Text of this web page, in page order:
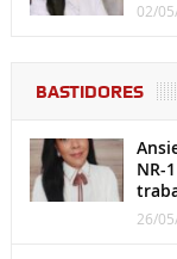
02/
BASTIDORES
NR-
26/